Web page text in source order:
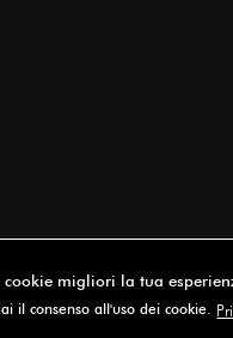
cookie migliori la tua
il consenso all'uso dei cookie.